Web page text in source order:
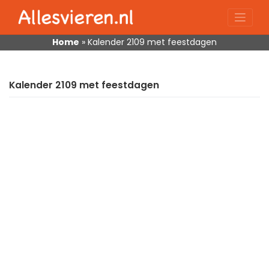
content
Home » Kalender 2109 met feestdagen
Kalender 2109 met feestdagen